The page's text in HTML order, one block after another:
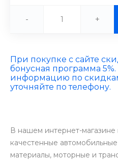
- +
При покупке с сайте
бонусная программа
информацию по
уточняйте по телефону.
В нашем интернет-
качестенные
материалы, моторные и